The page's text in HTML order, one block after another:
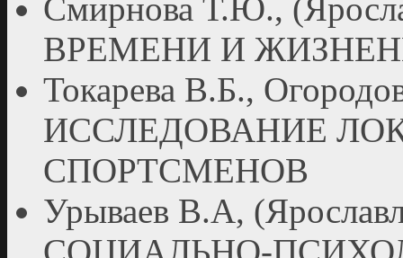
Смирнова Т.Ю.,
ВРЕМЕНИ И
Токарева В.Б.,
ИССЛЕДОВАНИЕ
СПОРТСМЕНОВ
Урываев В.А,